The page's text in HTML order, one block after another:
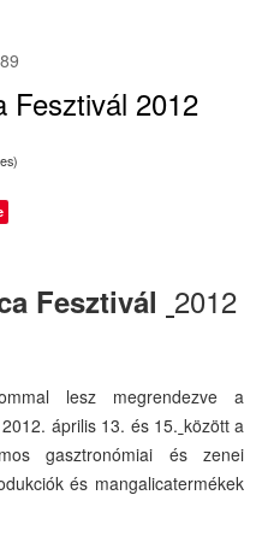
Fesztivál 2012
Fesztivál 2012
lesz megrendezve a
április 13. és 15. között a
gasztronómiai és zenei
és mangalicatermékek